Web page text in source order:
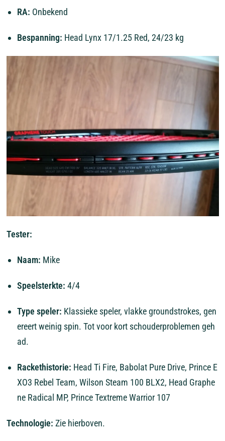
RA: Onbekend
Bespanning: Head Lynx 17/1.25 Red, 24/23 kg
Tester:
Naam: Mike
Speelsterkte: 4/4
Type speler: Klassieke speler, vlakke groundstrokes, gen
ereert weinig spin. Tot voor kort schouderproblemen geh
ad.
Rackethistorie: Head Ti Fire, Babolat Pure Drive, Prince E
XO3 Rebel Team, Wilson Steam 100 BLX2, Head Graphe
ne Radical MP, Prince Textreme Warrior 107
Technologie: Zie hierboven.